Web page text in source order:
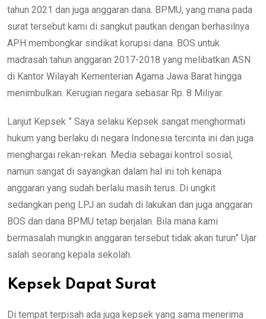
tahun 2021 dan juga anggaran dana. BPMU, yang mana pada
surat tersebut kami di sangkut pautkan dengan berhasilnya
APH membongkar sindikat korupsi dana. BOS untuk
madrasah tahun anggaran 2017-2018 yang melibatkan ASN
di Kantor Wilayah Kementerian Agama Jawa Barat hingga
menimbulkan. Kerugian negara sebasar Rp. 8 Miliyar.
Lanjut Kepsek ” Saya selaku Kepsek sangat menghormati
hukum yang berlaku di negara Indonesia tercinta ini dan juga
menghargai rekan-rekan. Media sebagai kontrol sosial,
namun sangat di sayangkan dalam hal ini toh kenapa
anggaran yang sudah berlalu masih terus. Di ungkit
sedangkan peng LPJ an sudah di lakukan dan juga anggaran
BOS dan dana BPMU tetap berjalan. Bila mana kami
bermasalah mungkin anggaran tersebut tidak akan turun” Ujar
salah seorang kepala sekolah.
Kepsek Dapat Surat
Di tempat terpisah ada juga kepsek yang sama menerima